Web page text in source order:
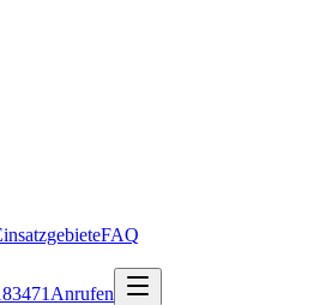
FAQ
Anrufen